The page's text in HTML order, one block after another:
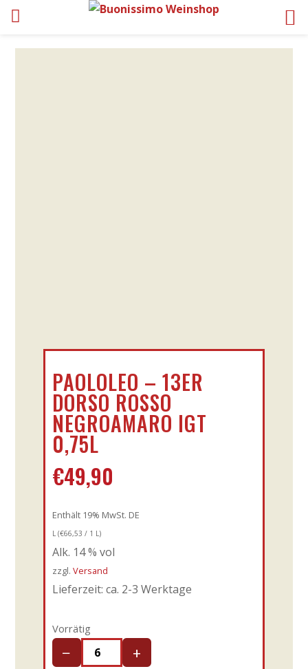
PAOLOLEO – 13ER
DORSO ROSSO
NEGROAMARO IGT
0,75L
€49,90
Enthält 19% MwSt. DE
L (€66,53 / 1 L)
Alk. 14 % vol
zzgl. Versand
Lieferzeit: ca. 2-3 Werktage
Vorrätig
Paololeo
− +